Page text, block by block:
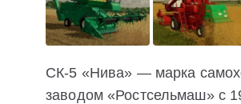
СК-5 «Нива» — марка
заводом «Ростсельмаш» c